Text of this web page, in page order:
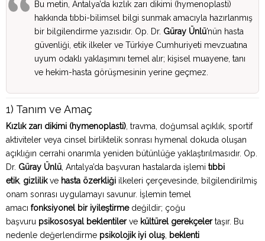
Bu metin, Antalya’da kızlık zarı dikimi (hymenoplasti)
hakkında tıbbi-bilimsel bilgi sunmak amacıyla hazırlanmış
bir bilgilendirme yazısıdır. Op. Dr. Güray Ünlü’nün hasta
güvenliği, etik ilkeler ve Türkiye Cumhuriyeti mevzuatına
uyum odaklı yaklaşımını temel alır; kişisel muayene, tanı
ve hekim-hasta görüşmesinin yerine geçmez.
1) Tanım ve Amaç
Kızlık zarı dikimi (hymenoplasti), travma, doğumsal açıklık, sportif
aktiviteler veya cinsel birliktelik sonrası hymenal dokuda oluşan
açıklığın cerrahi onarımla yeniden bütünlüğe yaklaştırılmasıdır. Op.
Dr. Güray Ünlü, Antalya’da başvuran hastalarda işlemi tıbbi
etik, gizlilikve hasta özerkliği ilkeleri çerçevesinde, bilgilendirilmiş
onam sonrası uygulamayı savunur. İşlemin temel
amacı fonksiyonel bir iyileştirmedeğildir; çoğu
başvuru psikososyal beklentilerve kültürel gerekçelertaşır. Bu
nedenle değerlendirme psikolojik iyi oluş, beklenti